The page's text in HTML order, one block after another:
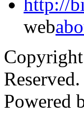
web
Reserved.
Powered